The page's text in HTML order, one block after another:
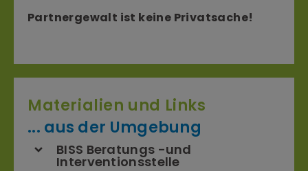
Partnergewalt ist keine Privatsache!
Materialien und Links
... aus der Umgebung
BISS Beratungs -und
Interventionsstelle